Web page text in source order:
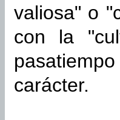
valiosa" o
con la
carácter.